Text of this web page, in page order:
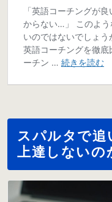
スパルタで追
上達しないの